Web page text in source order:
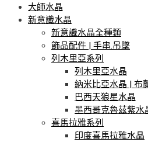
大師水晶
新意識水晶
新意識水晶全種類
飾品配件 | 手串.吊墜
列木里亞系列
列木里亞水晶
納米比亞水晶 | 布
巴西天狼星水晶
墨西哥克魯茲紫水
喜馬拉雅系列
印度喜馬拉雅水晶